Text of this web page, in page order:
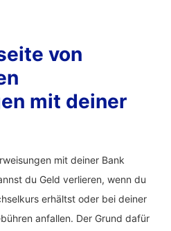
von
mit deiner
mit deiner Bank
du Geld verlieren, wenn du
erhältst oder bei deiner
anfallen. Der Grund dafür